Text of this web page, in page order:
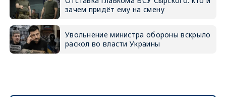
зачем придёт ему на смену
Увольнение министра обороны вскрыло
раскол во власти Украины